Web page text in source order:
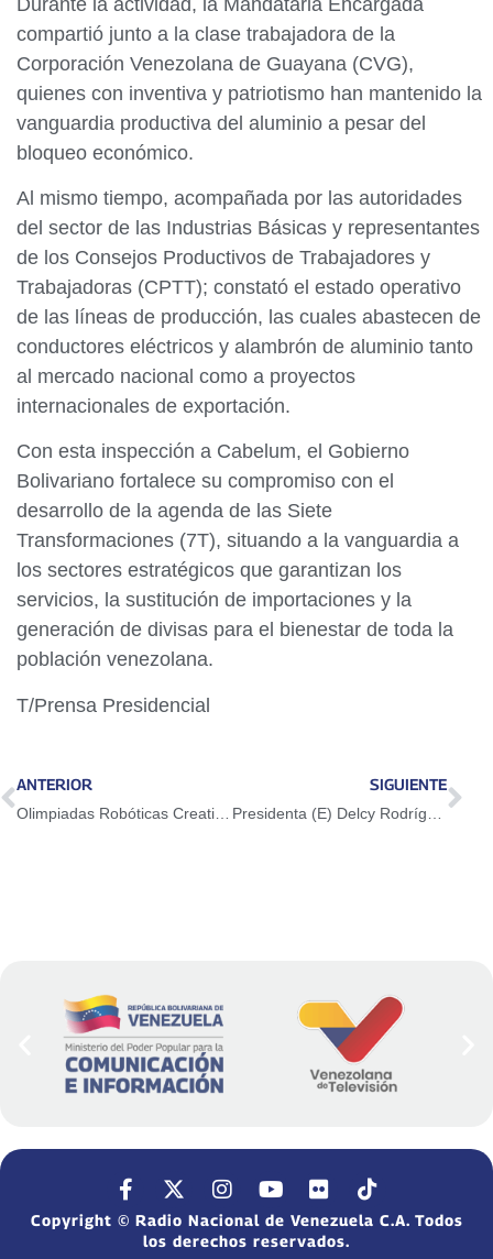
compartió junto a la clase trabajadora de la
Corporación Venezolana de Guayana (CVG),
quienes con inventiva y patriotismo han mantenido la
vanguardia productiva del aluminio a pesar del
bloqueo económico.
Al mismo tiempo, acompañada por las autoridades
del sector de las Industrias Básicas y representantes
de los Consejos Productivos de Trabajadores y
Trabajadoras (CPTT); constató el estado operativo
de las líneas de producción, las cuales abastecen de
conductores eléctricos y alambrón de aluminio tanto
al mercado nacional como a proyectos
internacionales de exportación.
Con esta inspección a Cabelum, el Gobierno
Bolivariano fortalece su compromiso con el
desarrollo de la agenda de las Siete
Transformaciones (7T), situando a la vanguardia a
los sectores estratégicos que garantizan los
servicios, la sustitución de importaciones y la
generación de divisas para el bienestar de toda la
población venezolana.
T/Prensa Presidencial
ANTERIOR
Olimpiadas Robóticas Creativas duplicaron la participación 2026
SIGUIENTE
Presidenta (E) Delcy Rodríguez lideró encuentro con sectores productivos en Bolívar
Copyright © Radio Nacional de Venezuela C.A. Todos
los derechos reservados.